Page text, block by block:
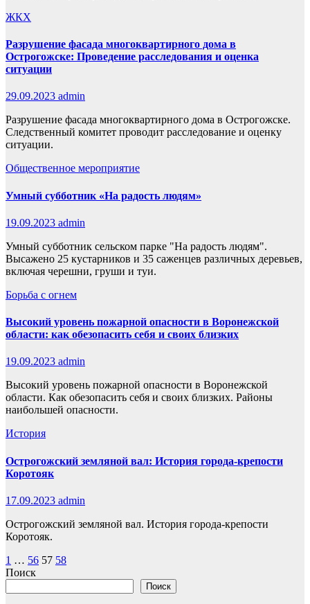
ЖКХ
Разрушение фасада многоквартирного дома в
Острогожске: Проведение расследования и оценка
ситуации
29.09.2023 admin
Разрушение фасада многоквартирного дома в Острогожске.
Следственный комитет проводит расследование и оценку
ситуации.
Общественное мероприятие
Умный субботник «На радость людям»
19.09.2023 admin
Умный субботник сельском парке "На радость людям".
Высажено 25 кустарников и 35 саженцев различных деревьев,
включая черешни, груши и туи.
Борьба с огнем
Высокий уровень пожарной опасности в Воронежской
области: как обезопасить себя и своих близких
19.09.2023 admin
Высокий уровень пожарной опасности в Воронежской
области. Как обезопасить себя и своих близких. Районы
наибольшей опасности.
История
Острогожский земляной вал: История города-крепости
Коротояк
17.09.2023 admin
Острогожский земляной вал. История города-крепости
Коротояк.
Пагинация
записей
1 … 56 57 58
Поиск
Поиск